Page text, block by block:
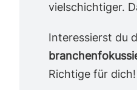
vielschichtiger.
Interessierst du
Richtige für dich!